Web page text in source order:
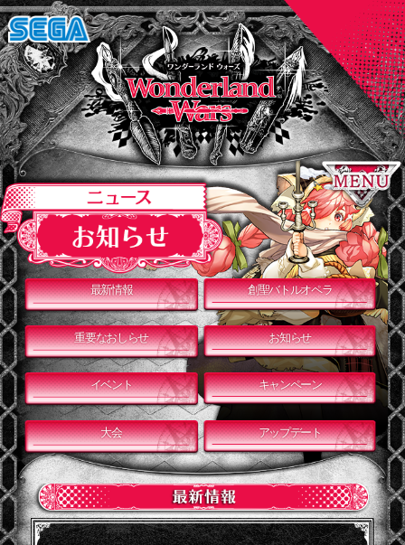
最新情報 創聖バトルオペラ
重要なおしらせ お知らせ
イベント キャンペーン
大会 アップデート